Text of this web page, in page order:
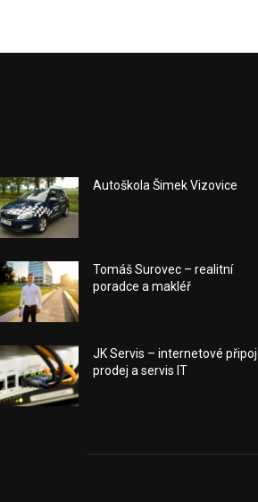
Autoškola Šimek Vizovice
Tomáš Surovec – realitní
poradce a makléř
JK Servis – internetové
prodej a servis IT